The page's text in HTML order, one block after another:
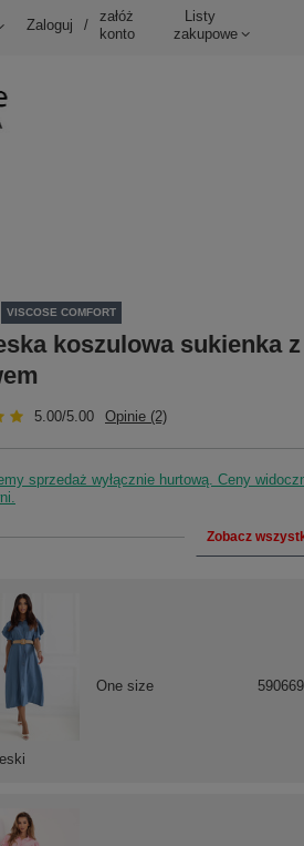
Zaloguj /
załóż
konto
Listy
zakupowe
VISCOSE COMFORT
koszulowa sukienka
5.00/5.00 Opinie (2)
sprzedaż wyłącznie hurtową. Ceny
Zobacz
One size